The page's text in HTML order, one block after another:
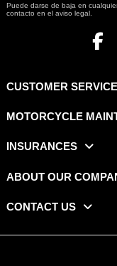
Puede darse de baja en
contacto en el aviso legal.
CUSTOMER SERVICE
MOTORCYCLE
INSURANCES
ABOUT OUR
CONTACT US